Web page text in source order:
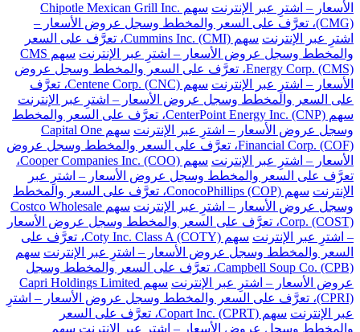
الأسعار – اشترِ عبر الإنترنت
سهم Chipotle Mexican Grill Inc.
(CMG)، تعرَّف على السعر والمخطط وسجل عروض الأسعار –
اشترِ عبر الإنترنت
سهم Cummins Inc. (CMI)، تعرَّف على السعر
والمخطط وسجل عروض الأسعار – اشترِ عبر الإنترنت
سهم CMS
Energy Corp. (CMS)، تعرَّف على السعر والمخطط وسجل عروض
الأسعار – اشترِ عبر الإنترنت
سهم Centene Corp. (CNC)، تعرَّف
على السعر والمخطط وسجل عروض الأسعار – اشترِ عبر الإنترنت
سهم CenterPoint Energy Inc. (CNP)، تعرَّف على السعر والمخطط
وسجل عروض الأسعار – اشترِ عبر الإنترنت
سهم Capital One
Financial Corp. (COF)، تعرَّف على السعر والمخطط وسجل عروض
الأسعار – اشترِ عبر الإنترنت
سهم Cooper Companies Inc. (COO)،
تعرَّف على السعر والمخطط وسجل عروض الأسعار – اشترِ عبر
الإنترنت
سهم ConocoPhillips (COP)، تعرَّف على السعر والمخطط
وسجل عروض الأسعار – اشترِ عبر الإنترنت
سهم Costco Wholesale
Corp. (COST)، تعرَّف على السعر والمخطط وسجل عروض الأسعار
– اشترِ عبر الإنترنت
سهم Coty Inc. Class A (COTY)، تعرَّف على
السعر والمخطط وسجل عروض الأسعار – اشترِ عبر الإنترنت سهم
Campbell Soup Co. (CPB)، تعرَّف على السعر والمخطط وسجل
عروض الأسعار – اشترِ عبر الإنترنت
سهم Capri Holdings Limited
(CPRI)، تعرَّف على السعر والمخطط وسجل عروض الأسعار – اشترِ
عبر الإنترنت
سهم Copart Inc. (CPRT)، تعرَّف على السعر
والمخطط وسجل عروض الأسعار – اشترِ عبر الإنترنت سهم